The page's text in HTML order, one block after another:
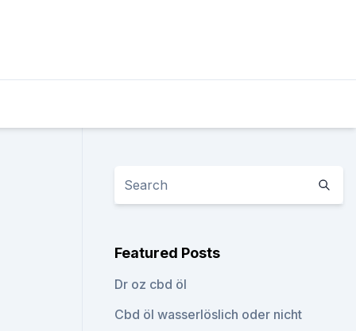
Featured Posts
Dr oz cbd öl
Cbd öl wasserlöslich oder nicht